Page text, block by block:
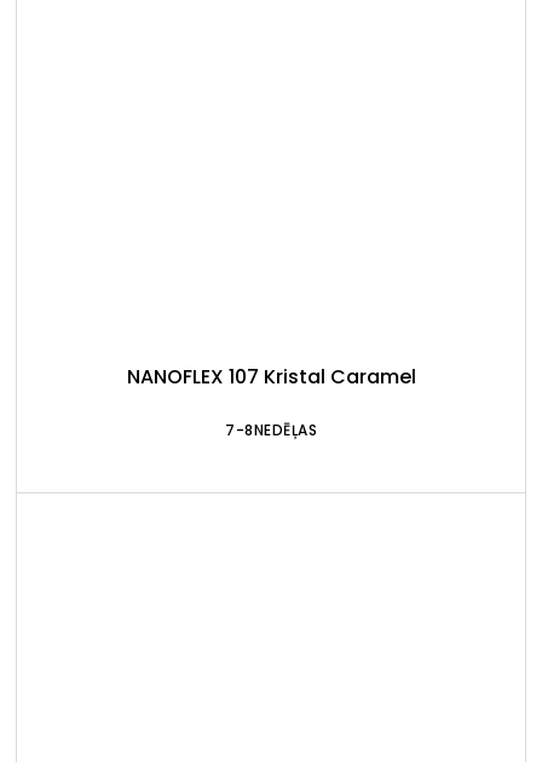
NANOFLEX 107 Kristal Caramel
7-8NEDĒĻAS